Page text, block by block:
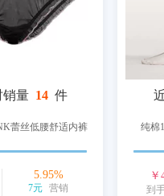
销量 14 件
蕾丝低腰舒适内裤
5.95%
7元 营销
纯棉
￥
到